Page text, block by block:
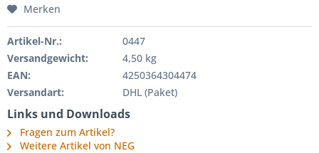
Merken
Artikel-Nr.:
0447
Versandgewicht:
4,50 kg
EAN:
4250364304474
Versandart:
DHL (Paket)
Links und Downloads
Fragen zum Artikel?
Weitere Artikel von NEG